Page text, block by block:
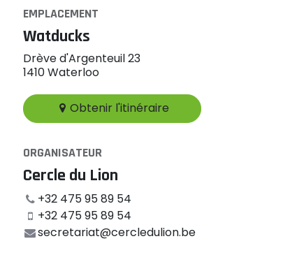
EMPLACEMENT
Watducks
Drève d'Argenteuil 23
1410 Waterloo
Obtenir l'itinéraire
ORGANISATEUR
Cercle du Lion
+32 475 95 89 54
+32 475 95 89 54
secretariat@cercledulion.be